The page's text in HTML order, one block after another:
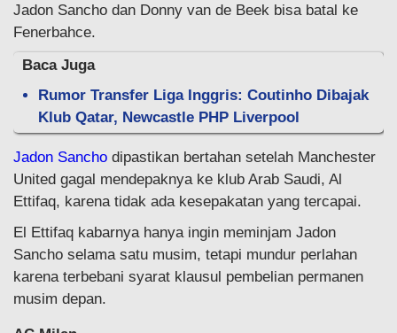
Jadon Sancho dan Donny van de Beek bisa batal ke
Fenerbahce.
Baca Juga
Rumor Transfer Liga Inggris: Coutinho Dibajak
Klub Qatar, Newcastle PHP Liverpool
Jadon Sancho dipastikan bertahan setelah Manchester
United gagal mendepaknya ke klub Arab Saudi, Al
Ettifaq, karena tidak ada kesepakatan yang tercapai.
El Ettifaq kabarnya hanya ingin meminjam Jadon
Sancho selama satu musim, tetapi mundur perlahan
karena terbebani syarat klausul pembelian permanen
musim depan.